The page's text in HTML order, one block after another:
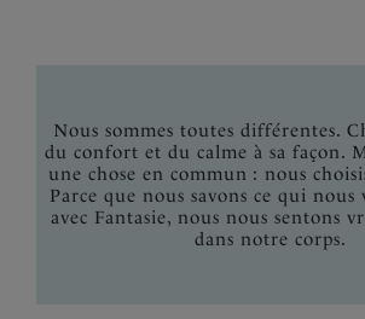
Nous sommes toutes différentes.
du confort et du calme à sa façon.
une chose en commun : nous
Parce que nous savons ce qui
avec Fantasie, nous nous sentons
dans notre corps.